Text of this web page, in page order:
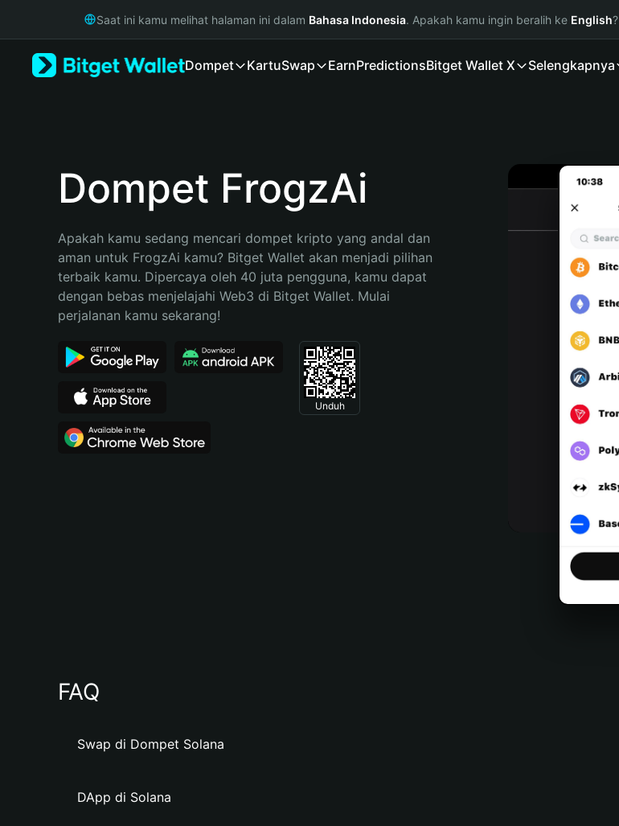
Русский
Bahasa Indonesia
Español (Argentina)
Saat ini kamu melihat halaman ini dalam Bahasa Indonesia. Apakah kamu ingin beralih ke English?
Dompet KartuSwap EarnPredictionsBitget Wallet X Selengkapnya
Dompet FrogzAi
Apakah kamu sedang mencari dompet kripto yang andal dan
aman untuk FrogzAi kamu? Bitget Wallet akan menjadi pilihan
terbaik kamu. Dipercaya oleh 40 juta pengguna, kamu dapat
dengan bebas menjelajahi Web3 di Bitget Wallet. Mulai
perjalanan kamu sekarang!
Unduh
FAQ
Swap di Dompet Solana
DApp di Solana